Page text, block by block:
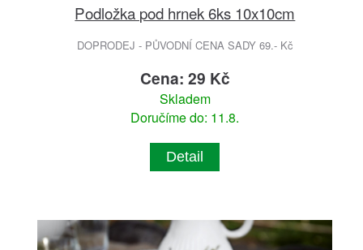
Podložka pod hrnek 6ks 10x10cm
DOPRODEJ - PŮVODNÍ CENA SADY 69.- Kč
Cena: 29 Kč
Skladem
Doručíme do: 11.8.
Detail